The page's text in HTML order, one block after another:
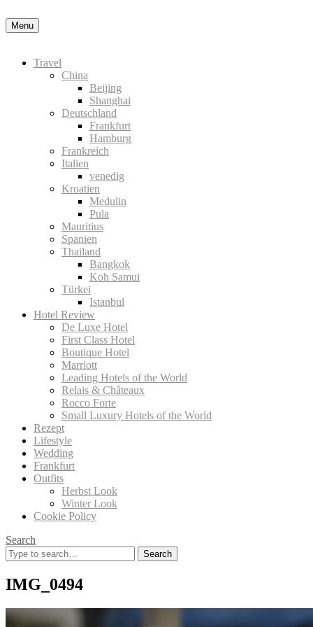
Menu
Travel
China
Beijing
Shanghai
Deutschland
Frankfurt
Hamburg
Frankreich
Italien
venedig
Kroatien
Medulin
Pula
Mauritius
Spanien
Thailand
Bangkok
Koh Samui
Türkei
Istanbul
Hotel Review
De Luxe Hotel
First Class Hotel
Boutique Hotel
Marriott
Leading Hotels of the World
Relais & Châteaux
Rocco Forte
Small Luxury Hotels of the World
Rezept
Lifestyle
Wedding
Frankfurt
Outfits
Herbst Look
Winter Look
Cookie Policy
Search
Search
for:
IMG_0494